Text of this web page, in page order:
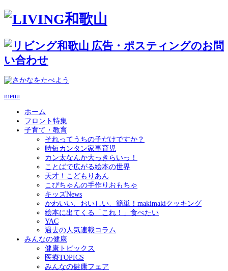
menu
ホーム
フロント特集
子育て・教育
それってうちの子だけですか？
時短カンタン家事育児
カン太なんか大っきらいっ！
ことばで広がる絵本の世界
天才！こどもりあん
こぴちゃんの手作りおもちゃ
キッズNews
かわいい、おいしい、簡単！makimakiクッキング
絵本に出てくる「これ！」食べたい
YAC
過去の人気連載コラム
みんなの健康
健康トピックス
医療TOPICS
みんなの健康フェア